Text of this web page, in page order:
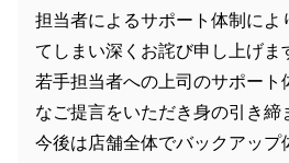
担当者によるサポート体制によ
てしまい深くお詫び申し上げま
若手担当者への上司のサポート
なご提言をいただき身の引き締
今後は店舗全体でバックアップ